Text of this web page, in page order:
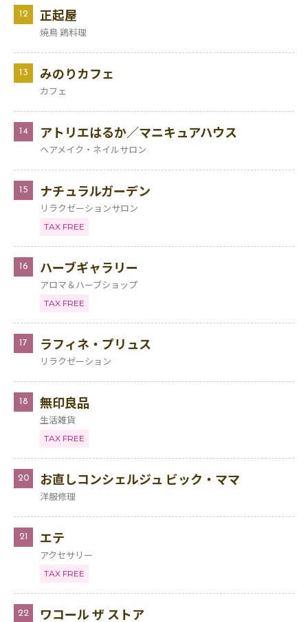
12 正起屋
焼鳥 鶏料理
13 みのりカフェ
カフェ
14 アトリエはるか／マニキュアハウス
ヘアメイク・ネイルサロン
15 ナチュラルガーデン
リラクゼーションサロン
TAX FREE
16 ハーブギャラリー
アロマ＆ハーブショップ
TAX FREE
17 ラフィネ・プリュス
リラクゼーション
18 無印良品
生活雑貨
TAX FREE
20 お直しコンシェルジュ ビック・ママ
洋服修理
21 エテ
アクセサリー
TAX FREE
22 ワコール ザ ストア